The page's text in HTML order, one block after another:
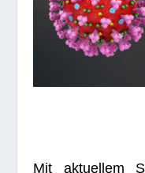
Mit aktu­el­lem